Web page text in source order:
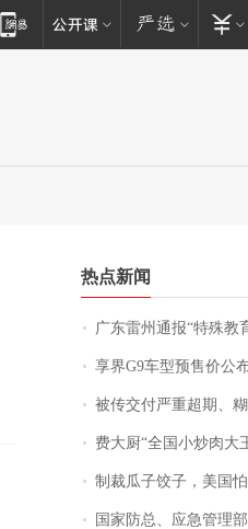
热点新闻
广东雷州通报“特殊教育学校教师招聘存在
享界G9车型预售价公
被传交付严重超期、糊弄客户，知名独角兽车企创始人回应：都没证据，将
费大厨“全国小炒肉大王”称号，仅
制裁瓜子饺子，美国
国家防总、应急管理部针对浙江福